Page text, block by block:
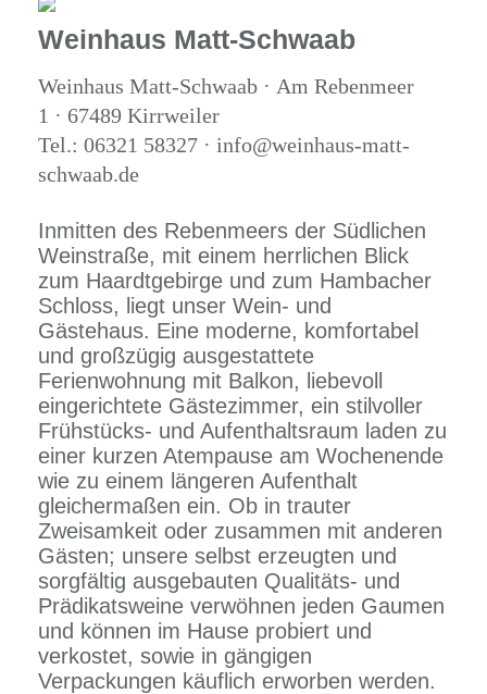
Weinhaus Matt-Schwaab
Weinhaus Matt-Schwaab · Am Rebenmeer
1 · 67489 Kirrweiler
Tel.: 06321 58327 · info@weinhaus-matt-
schwaab.de
Inmitten des Rebenmeers der Südlichen
Weinstraße, mit einem herrlichen Blick
zum Haardtgebirge und zum Hambacher
Schloss, liegt unser Wein- und
Gästehaus. Eine moderne, komfortabel
und großzügig ausgestattete
Ferienwohnung mit Balkon, liebevoll
eingerichtete Gästezimmer, ein stilvoller
Frühstücks- und Aufenthaltsraum laden zu
einer kurzen Atempause am Wochenende
wie zu einem längeren Aufenthalt
gleichermaßen ein. Ob in trauter
Zweisamkeit oder zusammen mit anderen
Gästen; unsere selbst erzeugten und
sorgfältig ausgebauten Qualitäts- und
Prädikatsweine verwöhnen jeden Gaumen
und können im Hause probiert und
verkostet, sowie in gängigen
Verpackungen käuflich erworben werden.